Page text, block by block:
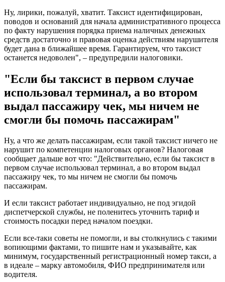
Ну, лирики, пожалуй, хватит. Таксист идентифицирован,
поводов и оснований для начала административного процесса
по факту нарушения порядка приема наличных денежных
средств достаточно и правовая оценка действиям нарушителя
будет дана в ближайшее время. Гарантируем, что таксист
останется недоволен", – предупредили налоговики.
"Если бы таксист в первом случае
использовал терминал, а во втором
выдал пассажиру чек, мы ничем не
смогли бы помочь пассажирам"
Ну, а что же делать пассажирам, если такой таксист ничего не
нарушит по компетенции налоговых органов? Налоговая
сообщает дальше вот что: "Действительно, если бы таксист в
первом случае использовал терминал, а во втором выдал
пассажиру чек, то мы ничем не смогли бы помочь
пассажирам.
И если таксист работает индивидуально, не под эгидой
диспетчерской службы, не поленитесь уточнить тариф и
стоимость посадки перед началом поездки.
Если все-таки советы не помогли, и вы столкнулись с такими
вопиющими фактами, то пишите нам и указывайте, как
минимум, государственный регистрационный номер такси, а
в идеале – марку автомобиля, ФИО предпринимателя или
водителя.